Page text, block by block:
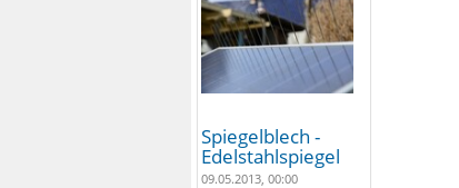
Spiegelblech -
Edelstahlspiegel
09.05.2013, 00:00